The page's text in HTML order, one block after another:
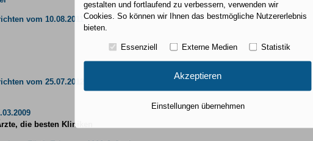
vom 10.08.2011
vom 25.07.2012
die besten Kliniken
gestalten und fortlaufend zu verbessern, verwenden wir
Cookies. So können wir Ihnen das bestmögliche Nutzererlebnis
bieten.
Essenziell Externe Medien Statistik
Akzeptieren
Einstellungen übernehmen